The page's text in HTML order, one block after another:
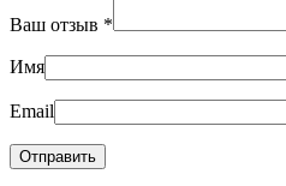
Ваш отзыв *
Имя
Email